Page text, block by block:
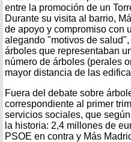
entre la promoción de un
Durante su visita al barrio,
de apoyo y compromiso con
alegando "motivos de
árboles que representaban
número de árboles (perales
mayor distancia de las
Fuera del debate sobre
correspondiente al primer
servicios sociales, que
la historia: 2,4 millones de
PSOE en contra y Más